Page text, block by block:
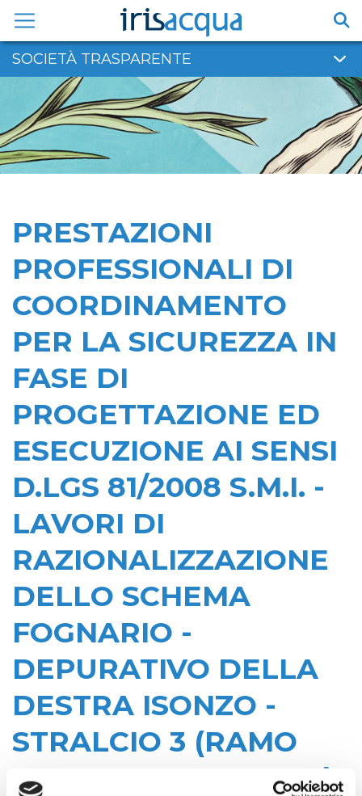
contenuto
SOCIETÀ TRASPARENTE
PRESTAZIONI
PROFESSIONALI DI
COORDINAMENTO
PER LA SICUREZZA IN
FASE DI
PROGETTAZIONE ED
ESECUZIONE AI SENSI
D.LGS 81/2008 S.M.I. -
LAVORI DI
RAZIONALIZZAZIONE
DELLO SCHEMA
FOGNARIO -
DEPURATIVO DELLA
DESTRA ISONZO -
STRALCIO 3 (RAMO
MARIANO GRADISCA)